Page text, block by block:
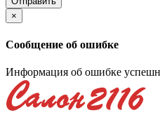
×
Сообщение об ошибке
Информация об ошибке